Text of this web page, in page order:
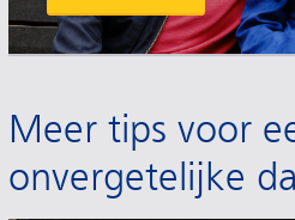
Meer tips voor
onvergetelijke